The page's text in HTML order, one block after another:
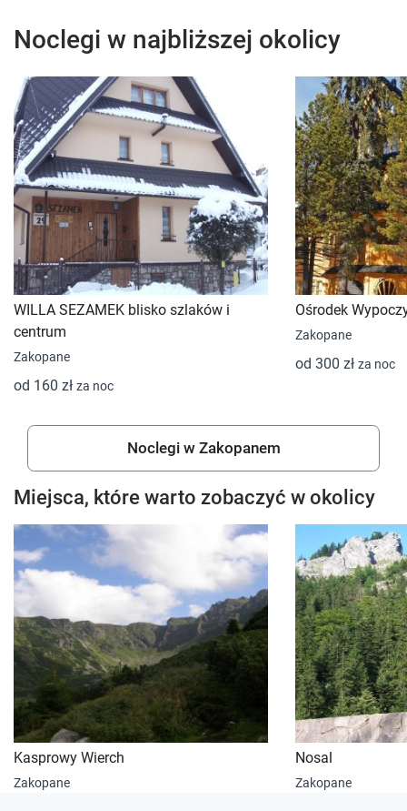
Noclegi w najbliższej okolicy
WILLA SEZAMEK blisko szlaków i
centrum
Zakopane
od 160 zł za noc
Ośrodek
Zakopane
od 300 zł za noc
Noclegi w Zakopanem
Miejsca, które warto zobaczyć w okolicy
Kasprowy Wierch
Zakopane
Nosal
Zakopane